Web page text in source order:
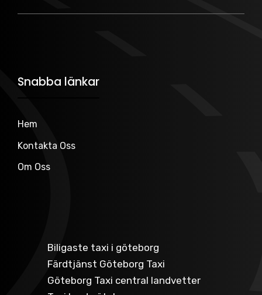
Snabba länkar
Hem
Kontakta Oss
Om Oss
Biligaste taxi i göteborg
Färdtjänst Göteborg Taxi
Göteborg Taxi central landvetter